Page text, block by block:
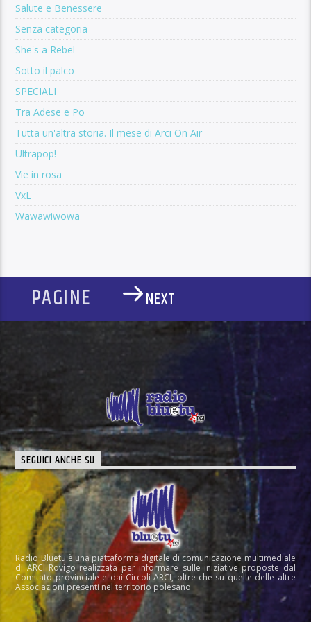
Salute e Benessere
Senza categoria
She's a Rebel
Sotto il palco
SPECIALI
Tra Adese e Po
Tutta un'altra storia. Il mese di Arci On Air
Ultrapop!
Vie in rosa
VxL
Wawawiwowa
PAGINE NEXT
SEGUICI ANCHE SU
Radio Bluetu è una piattaforma digitale di comunicazione multimediale
di ARCI Rovigo realizzata per informare sulle iniziative proposte dal
Comitato provinciale e dai Circoli ARCI, oltre che su quelle delle altre
Associazioni presenti nel territorio polesano